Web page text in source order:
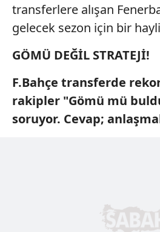
transferlere alışan
gelecek sezon için bir
GÖMÜ DEĞİL STRATEJİ!
F.Bahçe transferde
rakipler "Gömü mü
soruyor. Cevap;